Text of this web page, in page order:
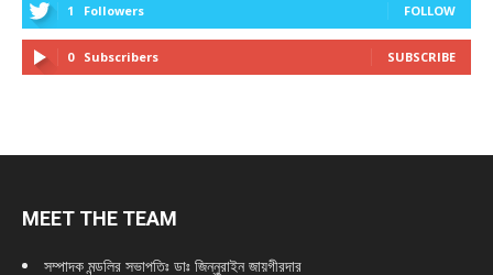
1 Followers FOLLOW
0 Subscribers SUBSCRIBE
MEET THE TEAM
সম্পাদক মন্ডলির সভাপতিঃ ডাঃ জিন্নুরাইন জায়গীরদার